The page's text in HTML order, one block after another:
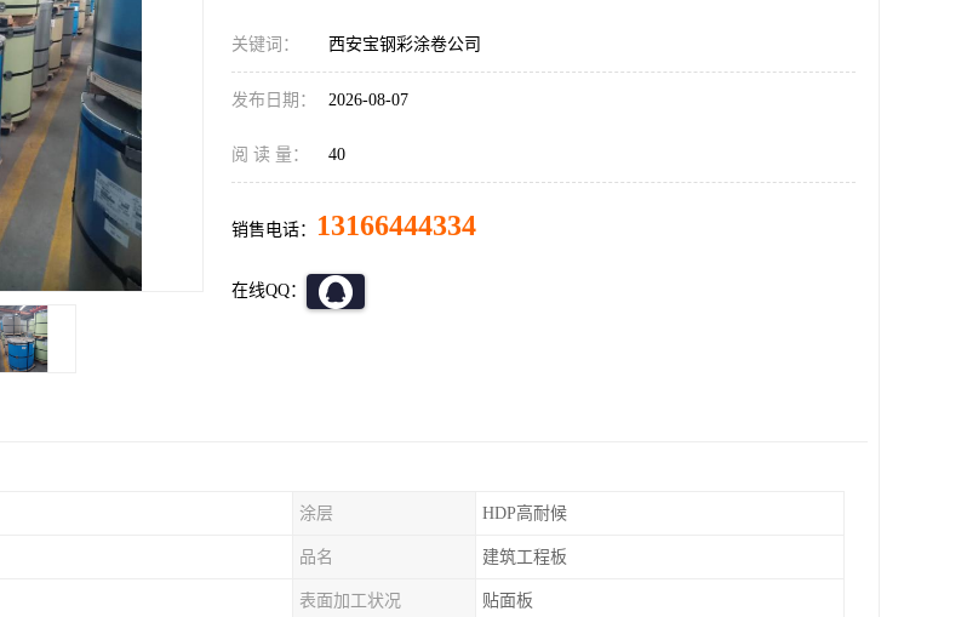
关键词： 西安宝钢彩涂卷公司
发布日期： 2026-08-07
阅 读 量： 40
销售电话： 13166444334
在线QQ：
涂层 HDP高耐候
品名 建筑工程板
表面加工状况 贴面板